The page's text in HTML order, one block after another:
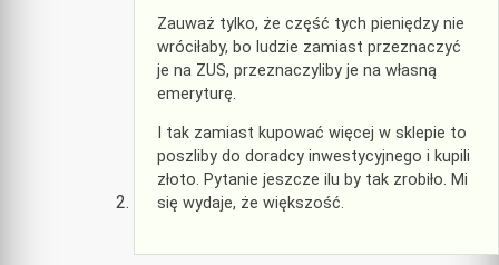
Zauważ tylko, że część tych pieniędzy nie
wróciłaby, bo ludzie zamiast przeznaczyć
je na ZUS, przeznaczyliby je na własną
emeryturę.
I tak zamiast kupować więcej w sklepie to
poszliby do doradcy inwestycyjnego i kupili
złoto. Pytanie jeszcze ilu by tak zrobiło. Mi
się wydaje, że większość.